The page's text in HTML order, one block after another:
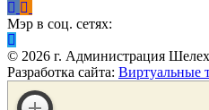
Мэр в соц. сетях:
© 2026 г. Администрация
Разработка сайта: Виртуальные